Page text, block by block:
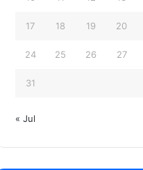
17 18 19 20
24 25 26 27
31
« Jul